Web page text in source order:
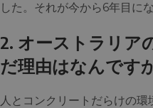
した。それが今から6年目にな
2. オーストラリア
だ理由はなんです
人とコンクリートだらけの